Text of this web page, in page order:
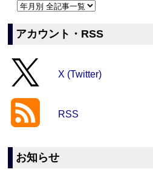
アカウント・RSS
X (Twitter)
RSS
お知らせ